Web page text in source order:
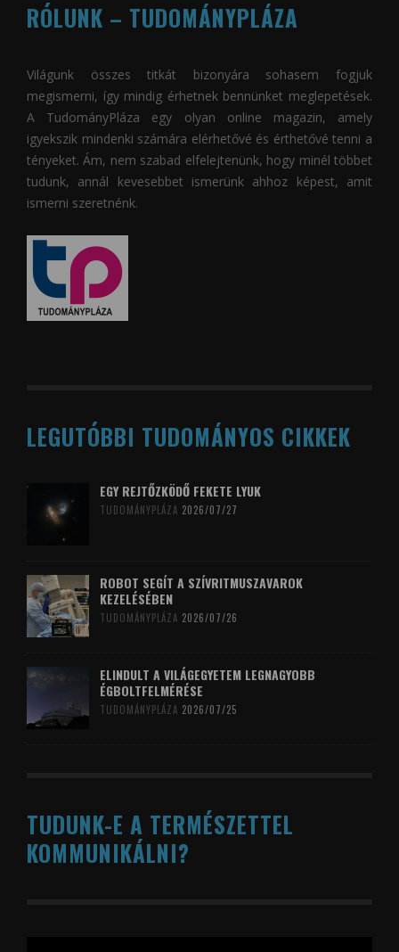
RÓLUNK – TUDOMÁNYPLÁZA
Világunk összes titkát bizonyára sohasem fogjuk
megismerni, így mindig érhetnek bennünket meglepetések.
A TudományPláza egy olyan online magazin, amely
igyekszik mindenki számára elérhetővé és érthetővé tenni a
tényeket. Ám, nem szabad elfelejtenünk, hogy minél többet
tudunk, annál kevesebbet ismerünk ahhoz képest, amit
ismerni szeretnénk.
LEGUTÓBBI TUDOMÁNYOS CIKKEK
EGY REJTŐZKÖDŐ FEKETE LYUK
TUDOMÁNYPLÁZA 2026/07/27
ROBOT SEGÍT A SZÍVRITMUSZAVAROK
KEZELÉSÉBEN
TUDOMÁNYPLÁZA 2026/07/26
ELINDULT A VILÁGEGYETEM LEGNAGYOBB
ÉGBOLTFELMÉRÉSE
TUDOMÁNYPLÁZA 2026/07/25
TUDUNK-E A TERMÉSZETTEL
KOMMUNIKÁLNI?